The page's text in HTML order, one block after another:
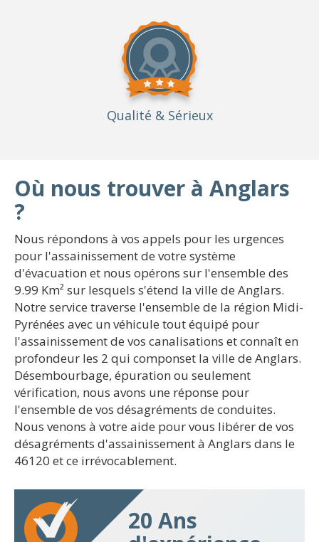
Qualité & Sérieux
Où nous trouver à Anglars
?
Nous répondons à vos appels pour les urgences
pour l'assainissement de votre système
d'évacuation et nous opérons sur l'ensemble des
9.99 Km² sur lesquels s'étend la ville de Anglars.
Notre service traverse l'ensemble de la région Midi-
Pyrénées avec un véhicule tout équipé pour
l'assainissement de vos canalisations et connaît en
profondeur les 2 qui componset la ville de Anglars.
Désembourbage, épuration ou seulement
vérification, nous avons une réponse pour
l'ensemble de vos désagréments de conduites.
Nous venons à votre aide pour vous libérer de vos
désagréments d'assainissement à Anglars dans le
46120 et ce irrévocablement.
20 Ans